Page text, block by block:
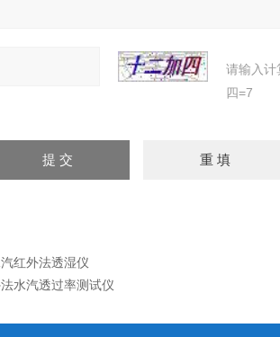
请输入计
四=7
红外法透湿仪
水汽透过率测试仪